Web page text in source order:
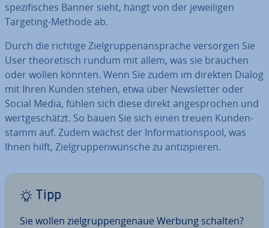
spe­zi­fi­sches Banner sieht, hängt von der je­wei­li­gen
Targeting-Methode ab.
Durch die richtige Ziel­grup­pen­an­spra­che versorgen Sie
User theo­re­tisch rundum mit allem, was sie brauchen
oder wollen könnten. Wenn Sie zudem im direkten Dialog
mit Ihren Kunden stehen, etwa über News­let­ter oder
Social Media, fühlen sich diese direkt an­ge­spro­chen und
wert­ge­schätzt. So bauen Sie sich einen treuen Kun­den­
stamm auf. Zudem wächst der In­for­ma­ti­ons­pool, was
Ihnen hilft, Ziel­grup­pen­wün­sche zu an­ti­zi­pie­ren.
Tipp
Sie wollen ziel­grup­pen­ge­naue Werbung schalten?